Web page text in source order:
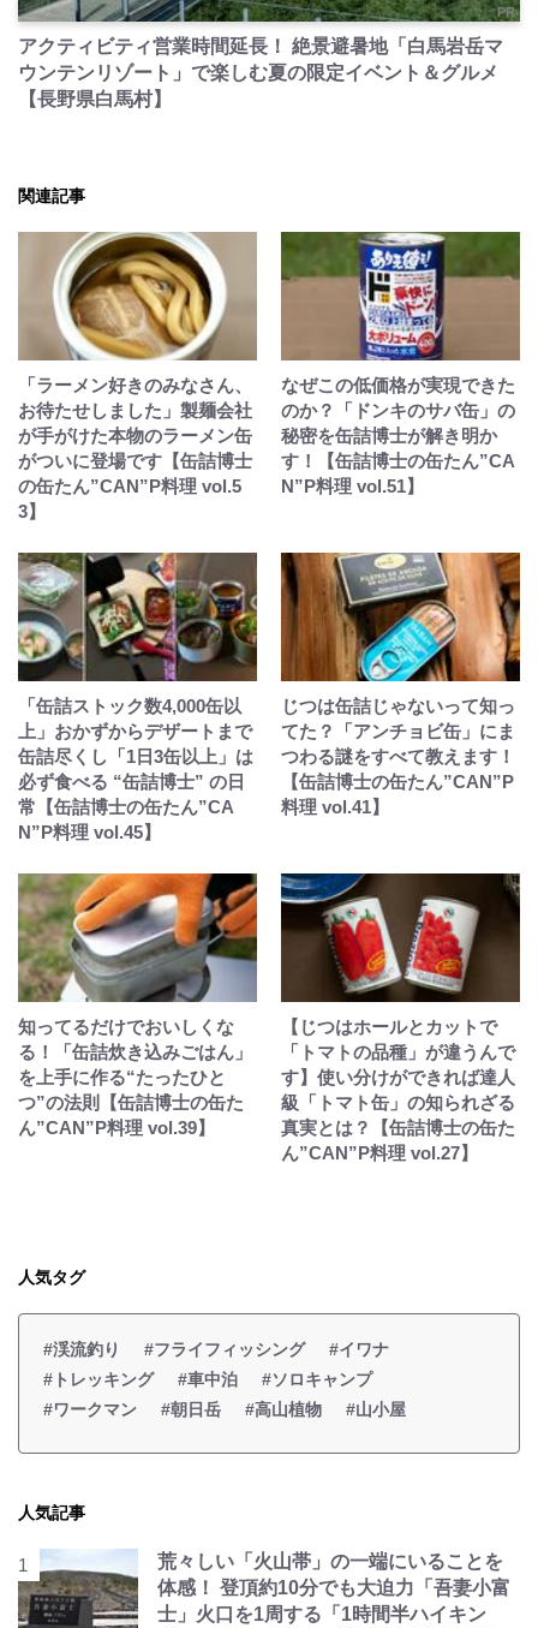
PR
アクティビティ営業時間延長！ 絶景避暑地「白馬岩岳マ
ウンテンリゾート」で楽しむ夏の限定イベント＆グルメ
【長野県白馬村】
関連記事
「ラーメン好きのみなさん、
お待たせしました」製麺会社
が手がけた本物のラーメン缶
がついに登場です【缶詰博士
の缶たん”CAN”P料理 vol.5
3】
なぜこの低価格が実現できた
のか？「ドンキのサバ缶」の
秘密を缶詰博士が解き明か
す！【缶詰博士の缶たん”CA
N”P料理 vol.51】
「缶詰ストック数4,000缶以
上」おかずからデザートまで
缶詰尽くし「1日3缶以上」は
必ず食べる “缶詰博士” の日
常【缶詰博士の缶たん”CA
N”P料理 vol.45】
じつは缶詰じゃないって知っ
てた？「アンチョビ缶」にま
つわる謎をすべて教えます！
【缶詰博士の缶たん”CAN”P
料理 vol.41】
知ってるだけでおいしくな
る！「缶詰炊き込みごはん」
を上手に作る“たったひと
つ”の法則【缶詰博士の缶た
ん”CAN”P料理 vol.39】
【じつはホールとカットで
「トマトの品種」が違うんで
す】使い分けができれば達人
級「トマト缶」の知られざる
真実とは？【缶詰博士の缶た
ん”CAN”P料理 vol.27】
人気タグ
#渓流釣り #フライフィッシング
#イワナ
#トレッキング
#車中泊
#ソロキャンプ
#ワークマン
#朝日岳 #高山植物 #山小屋
人気記事
荒々しい「火山帯」の一端にいることを
体感！ 登頂約10分でも大迫力「吾妻小富
士」火口を1周する「1時間半ハイキン